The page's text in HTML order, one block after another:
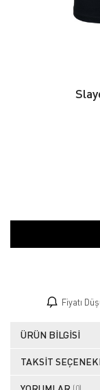
Fiyatı
ÜRÜN BILGISI
TAKSIT